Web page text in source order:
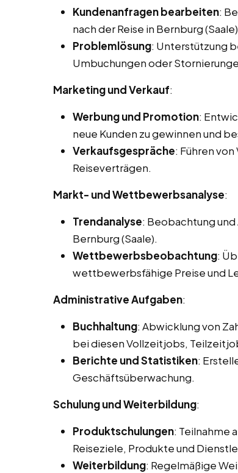
Kundenanfragen bearbeiten:
nach der Reise in Bernburg
Problemlösung: Unterstützung
Umbuchungen oder
Marketing und Verkauf:
Werbung und Promotion:
neue Kunden zu gewinnen und
Verkaufsgespräche: Führen
Reiseverträgen.
Markt- und Wettbewerbsanalyse:
Trendanalyse: Beobachtung und
Bernburg (Saale).
Wettbewerbsbeobachtung:
wettbewerbsfähige Preise und
Administrative Aufgaben:
Buchhaltung: Abwicklung von
bei diesen Vollzeitjobs,
Berichte und Statistiken:
Geschäftsüberwachung.
Schulung und Weiterbildung:
Produktschulungen: Teilnahme
Reiseziele, Produkte und
Weiterbildung: Regelmäßige